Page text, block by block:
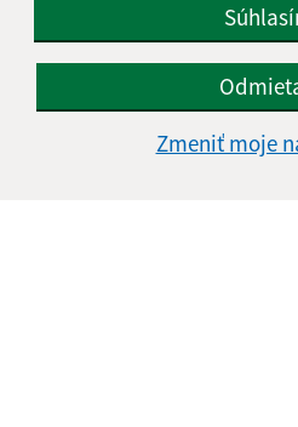
Zmeniť moje